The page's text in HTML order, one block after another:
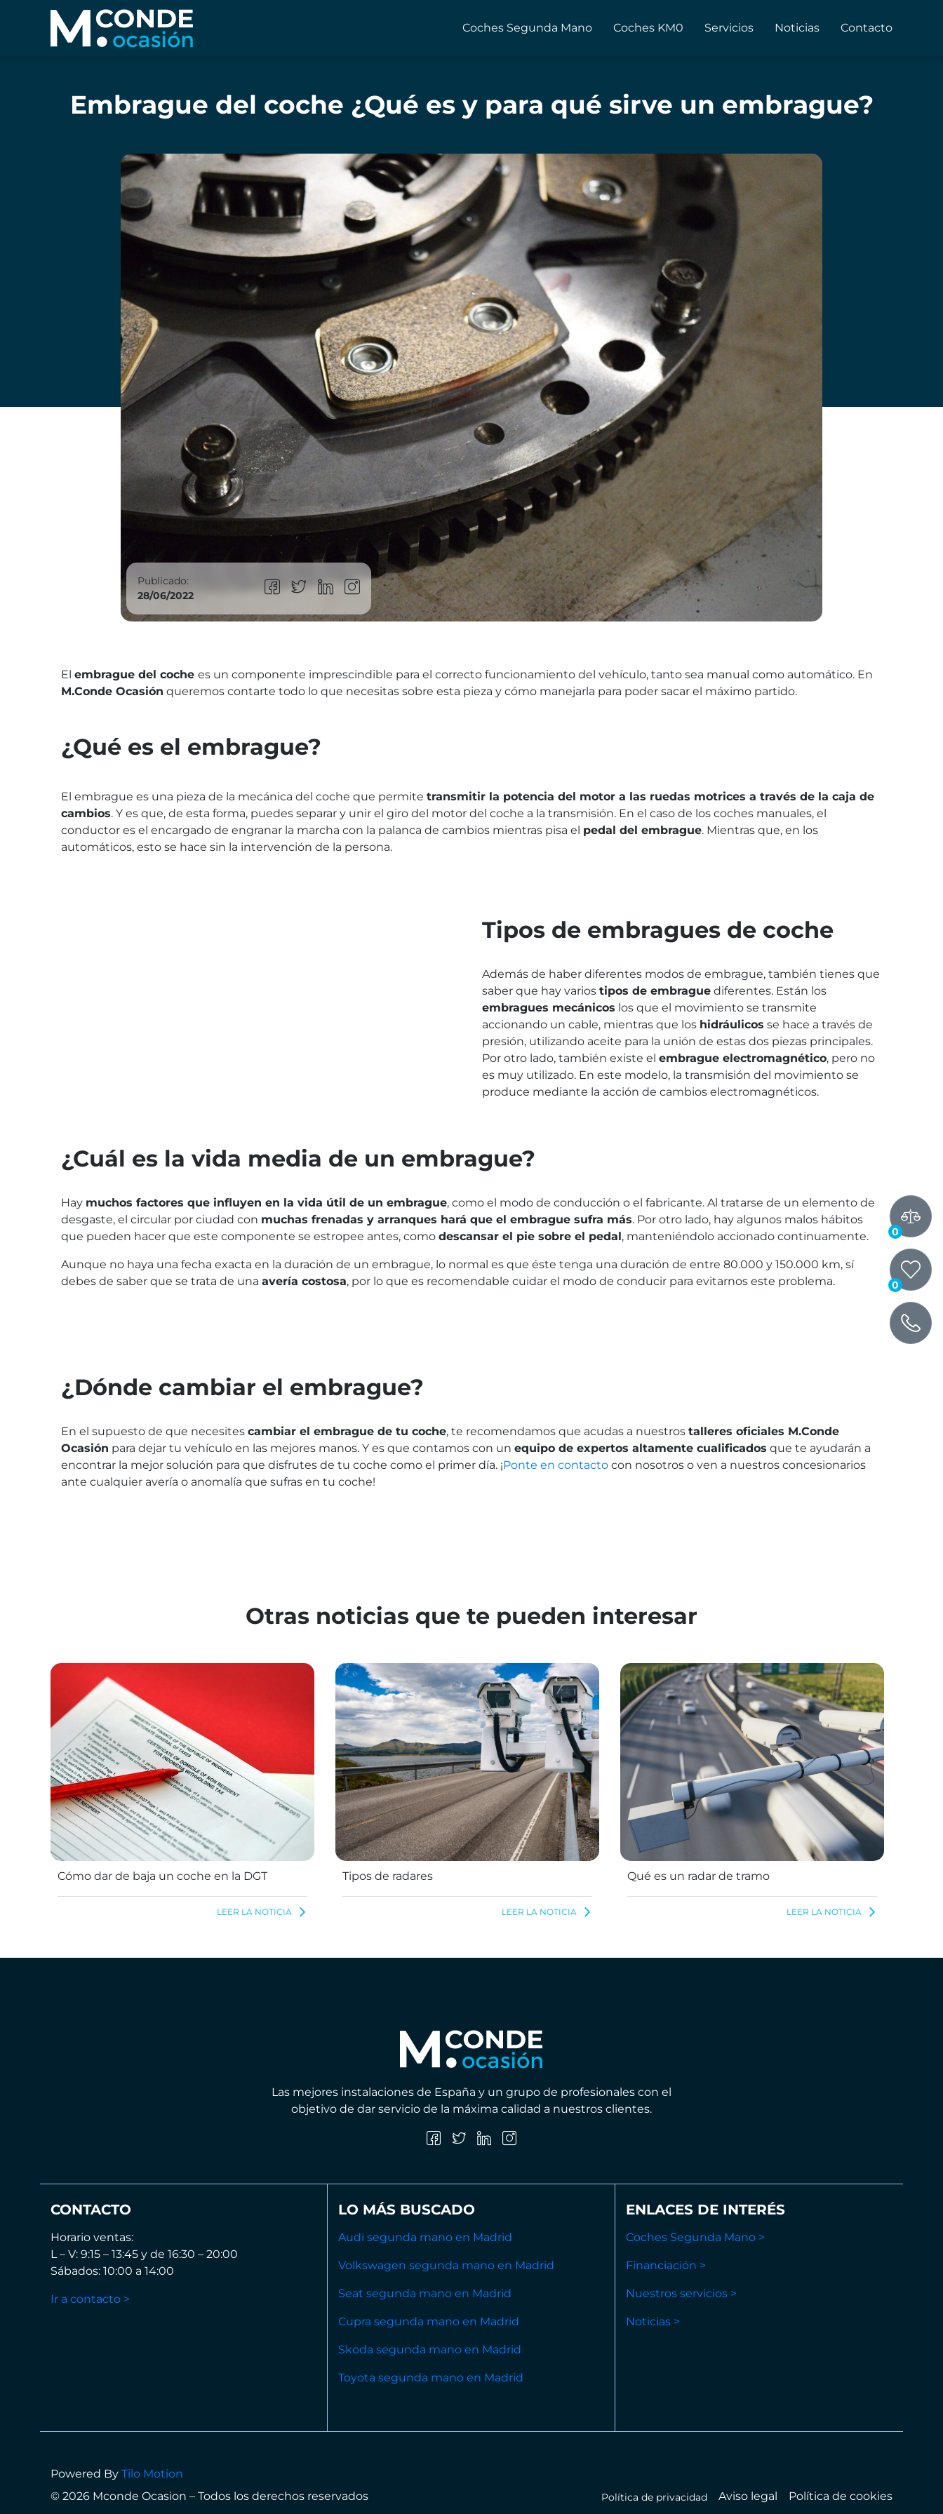
Coches Segunda Mano Coches KM0 Servicios Noticias Contacto
Embrague del coche ¿Qué es y para qué sirve un embrague?
Publicado:
28/06/2022
El embrague del coche es un componente imprescindible para el correcto funcionamiento del vehículo, tanto sea manual como automático. En
M.Conde Ocasión queremos contarte todo lo que necesitas sobre esta pieza y cómo manejarla para poder sacar el máximo partido.
¿Qué es el embrague?
El embrague es una pieza de la mecánica del coche que permite transmitir la potencia del motor a las ruedas motrices a través de la caja de
cambios. Y es que, de esta forma, puedes separar y unir el giro del motor del coche a la transmisión. En el caso de los coches manuales, el
conductor es el encargado de engranar la marcha con la palanca de cambios mientras pisa el pedal del embrague. Mientras que, en los
automáticos, esto se hace sin la intervención de la persona.
Tipos de embragues de coche
Además de haber diferentes modos de embrague, también tienes que
saber que hay varios tipos de embrague diferentes. Están los
embragues mecánicos los que el movimiento se transmite
accionando un cable, mientras que los hidráulicos se hace a través de
presión, utilizando aceite para la unión de estas dos piezas principales.
Por otro lado, también existe el embrague electromagnético, pero no
es muy utilizado. En este modelo, la transmisión del movimiento se
produce mediante la acción de cambios electromagnéticos.
¿Cuál es la vida media de un embrague?
Hay muchos factores que influyen en la vida útil de un embrague, como el modo de conducción o el fabricante. Al tratarse de un elemento de
desgaste, el circular por ciudad con muchas frenadas y arranques hará que el embrague sufra más. Por otro lado, hay algunos malos hábitos
que pueden hacer que este componente se estropee antes, como descansar el pie sobre el pedal, manteniéndolo accionado continuamente.
Aunque no haya una fecha exacta en la duración de un embrague, lo normal es que éste tenga una duración de entre 80.000 y 150.000 km, sí
debes de saber que se trata de una avería costosa, por lo que es recomendable cuidar el modo de conducir para evitarnos este problema.
¿Dónde cambiar el embrague?
En el supuesto de que necesites cambiar el embrague de tu coche, te recomendamos que acudas a nuestros talleres oficiales M.Conde
Ocasión para dejar tu vehículo en las mejores manos. Y es que contamos con un equipo de expertos altamente cualificados que te ayudarán a
encontrar la mejor solución para que disfrutes de tu coche como el primer día. ¡Ponte en contacto con nosotros o ven a nuestros concesionarios
ante cualquier avería o anomalía que sufras en tu coche!
Otras noticias que te pueden interesar
Cómo dar de baja un coche en la DGT
LEER LA NOTICIA
Tipos de radares
LEER LA NOTICIA
Qué es un radar de tramo
LEER LA NOTICIA
Las mejores instalaciones de España y un grupo de profesionales con el
objetivo de dar servicio de la máxima calidad a nuestros clientes.
CONTACTO
Horario ventas:
L – V: 9:15 – 13:45 y de 16:30 – 20:00
Sábados: 10:00 a 14:00
Ir a contacto >
LO MÁS BUSCADO
Audi segunda mano en Madrid
Volkswagen segunda mano en Madrid
Seat segunda mano en Madrid
Cupra segunda mano en Madrid
Skoda segunda mano en Madrid
Toyota segunda mano en Madrid
ENLACES DE INTERÉS
Coches Segunda Mano >
Financiación >
Nuestros servicios >
Noticias >
Powered By Tilo Motion
© 2026 Mconde Ocasion – Todos los derechos reservados
Política de privacidad Aviso legal Política de cookies
0
0